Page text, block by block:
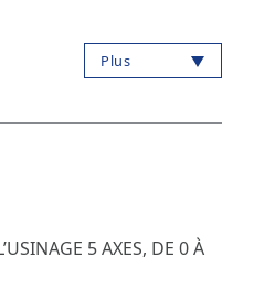
Plus
5 AXES, DE 0 À